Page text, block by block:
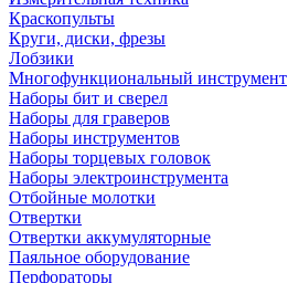
Краскопульты
Круги, диски, фрезы
Лобзики
Многофункциональный инструмент
Наборы бит и сверел
Наборы для граверов
Наборы инструментов
Наборы торцевых головок
Наборы электроинструмента
Отбойные молотки
Отвертки
Отвертки аккумуляторные
Паяльное оборудование
Перфораторы